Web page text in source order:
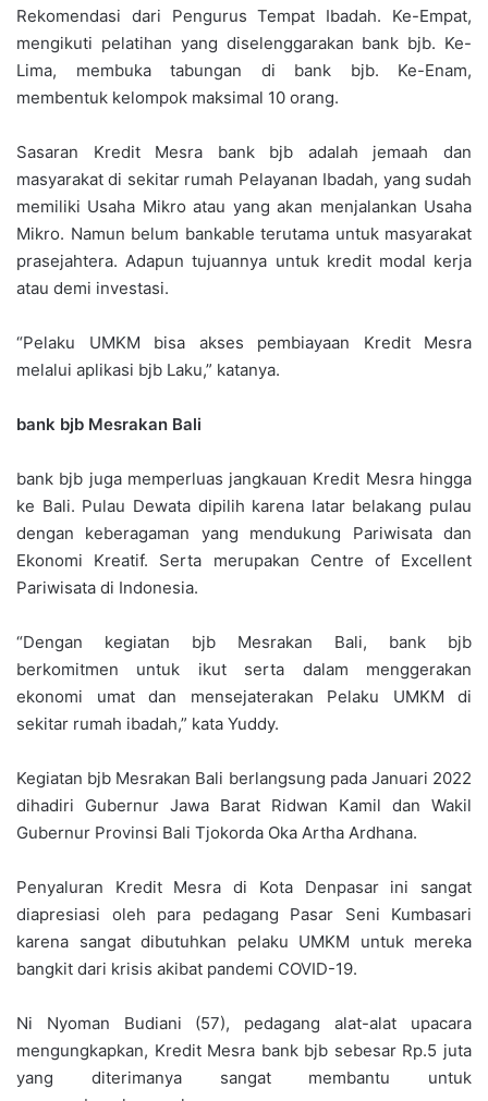
Rekomendasi dari Pengurus Tempat Ibadah. Ke-Empat,
mengikuti pelatihan yang diselenggarakan bank bjb. Ke-
Lima, membuka tabungan di bank bjb. Ke-Enam,
membentuk kelompok maksimal 10 orang.
Sasaran Kredit Mesra bank bjb adalah jemaah dan
masyarakat di sekitar rumah Pelayanan Ibadah, yang sudah
memiliki Usaha Mikro atau yang akan menjalankan Usaha
Mikro. Namun belum bankable terutama untuk masyarakat
prasejahtera. Adapun tujuannya untuk kredit modal kerja
atau demi investasi.
“Pelaku UMKM bisa akses pembiayaan Kredit Mesra
melalui aplikasi bjb Laku,” katanya.
bank bjb Mesrakan Bali
bank bjb juga memperluas jangkauan Kredit Mesra hingga
ke Bali. Pulau Dewata dipilih karena latar belakang pulau
dengan keberagaman yang mendukung Pariwisata dan
Ekonomi Kreatif. Serta merupakan Centre of Excellent
Pariwisata di Indonesia.
“Dengan kegiatan bjb Mesrakan Bali, bank bjb
berkomitmen untuk ikut serta dalam menggerakan
ekonomi umat dan mensejaterakan Pelaku UMKM di
sekitar rumah ibadah,” kata Yuddy.
Kegiatan bjb Mesrakan Bali berlangsung pada Januari 2022
dihadiri Gubernur Jawa Barat Ridwan Kamil dan Wakil
Gubernur Provinsi Bali Tjokorda Oka Artha Ardhana.
Penyaluran Kredit Mesra di Kota Denpasar ini sangat
diapresiasi oleh para pedagang Pasar Seni Kumbasari
karena sangat dibutuhkan pelaku UMKM untuk mereka
bangkit dari krisis akibat pandemi COVID-19.
Ni Nyoman Budiani (57), pedagang alat-alat upacara
mengungkapkan, Kredit Mesra bank bjb sebesar Rp.5 juta
yang diterimanya sangat membantu untuk